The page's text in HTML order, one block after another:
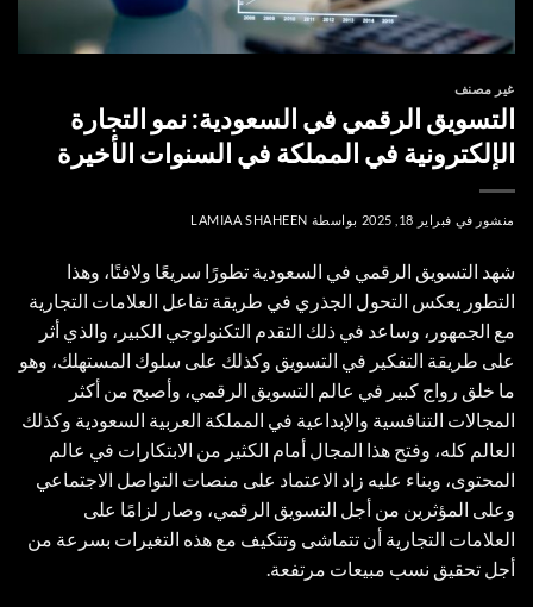
غير مصنف
التسويق الرقمي في السعودية: نمو التجارة
الإلكترونية في المملكة في السنوات الأخيرة
منشور في فبراير 18, 2025 بواسطة LAMIAA SHAHEEN
شهد التسويق الرقمي في السعودية تطورًا سريعًا ولافتًا، وهذا
التطور يعكس التحول الجذري في طريقة تفاعل العلامات التجارية
مع الجمهور، وساعد في ذلك التقدم التكنولوجي الكبير، والذي أثر
على طريقة التفكير في التسويق وكذلك على سلوك المستهلك، وهو
ما خلق رواج كبير في عالم التسويق الرقمي، وأصبح من أكثر
المجالات التنافسية والإبداعية في المملكة العربية السعودية وكذلك
العالم كله، وفتح هذا المجال أمام الكثير من الابتكارات في عالم
المحتوى، وبناء عليه زاد الاعتماد على منصات التواصل الاجتماعي
وعلى المؤثرين من أجل التسويق الرقمي، وصار لزامًا على
العلامات التجارية أن تتماشى وتتكيف مع هذه التغيرات بسرعة من
أجل تحقيق نسب مبيعات مرتفعة.